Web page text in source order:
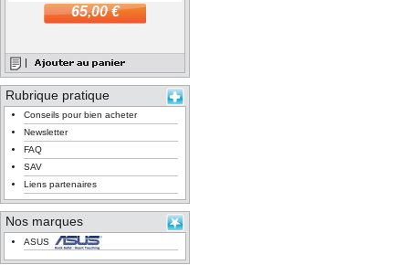
65,00 €
Rubrique pratique
Conseils pour bien acheter
Newsletter
FAQ
SAV
Liens partenaires
Nos marques
ASUS